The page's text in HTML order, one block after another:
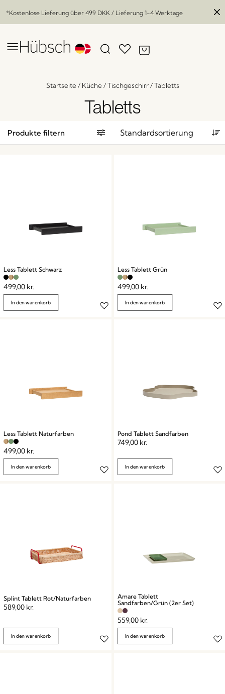
*Kostenlose Lieferung über 499 DKK / Lieferung 1-4 Werktage
Startseite/ Küche/Tischgeschirr/Tabletts
Tabletts
Produkte filtern
Less Tablett Schwarz
499,00 kr.
In den warenkorb
Less Tablett Grün
499,00 kr.
In den warenkorb
Less Tablett Naturfarben
499,00 kr.
In den warenkorb
Pond Tablett Sandfarben
749,00 kr.
In den warenkorb
Splint Tablett Rot/Naturfarben
589,00 kr.
In den warenkorb
Amare Tablett
Sandfarben/Grün (2er Set)
559,00 kr.
In den warenkorb